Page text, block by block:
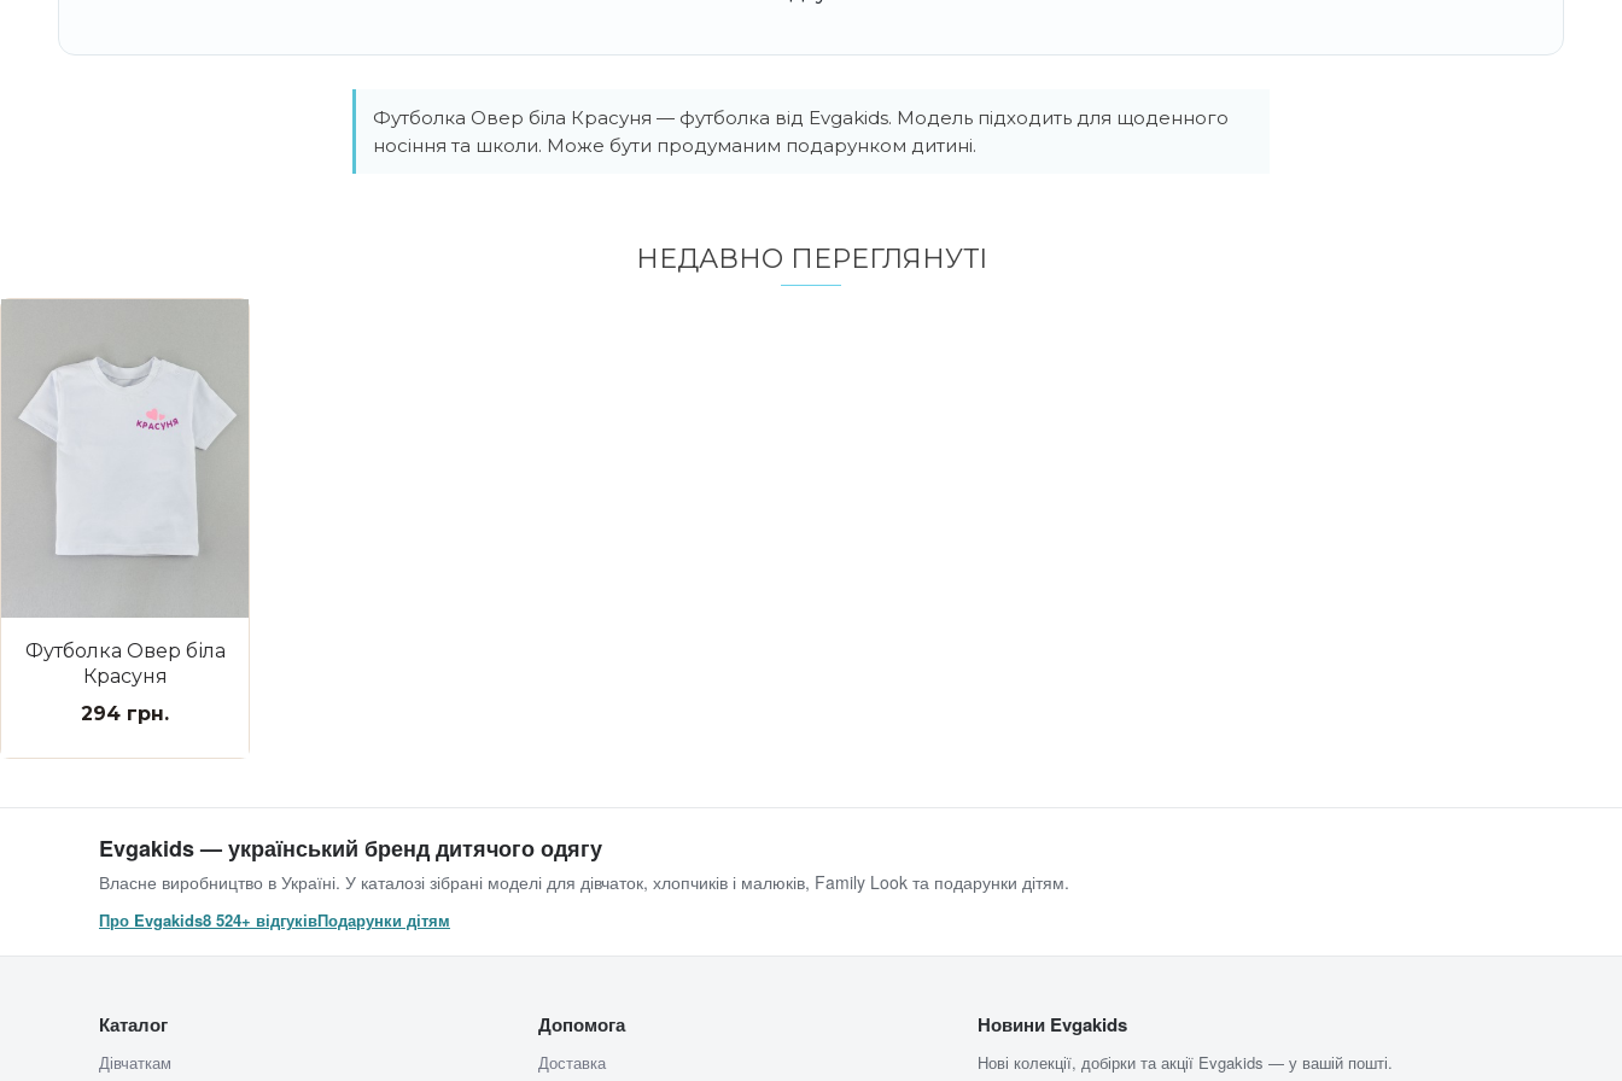
Футболка Овер біла Красуня — футболка від Evgakids. Модель підходить для щоденного
носіння та школи. Може бути продуманим подарунком дитині.
НЕДАВНО ПЕРЕГЛЯНУТI
Футболка Овер біла
Красуня
294 грн.
Evgakids — український бренд дитячого одягу
Власне виробництво в Україні. У каталозі зібрані моделі для дівчаток, хлопчиків і малюків, Family Look та подарунки дітям.
Про Evgakids8 524+ відгуківПодарунки дітям
Каталог
Дівчаткам
Допомога
Доставка
Новини Evgakids
Нові колекції, добірки та акції Evgakids — у вашій пошті.